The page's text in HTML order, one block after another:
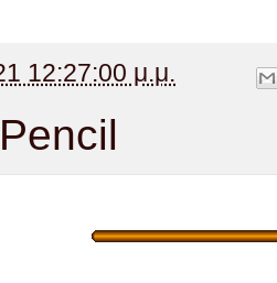
12:27:00 μ.μ.
Pencil